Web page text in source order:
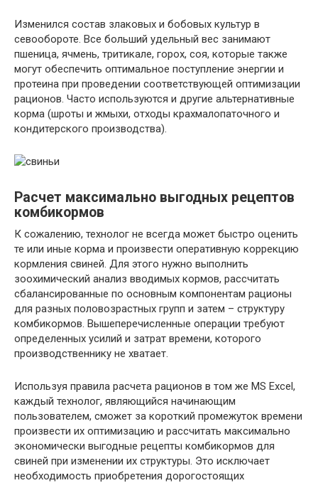
Изменился состав злаковых и бобовых культур в
севообороте. Все больший удельный вес занимают
пшеница, ячмень, тритикале, горох, соя, которые также
могут обеспечить оптимальное поступление энергии и
протеина при проведении соответствующей оптимизации
рационов. Часто используются и другие альтернативные
корма (шроты и жмыхи, отходы крахмалопаточного и
кондитерского производства).
Расчет максимально выгодных рецептов
комбикормов
К сожалению, технолог не всегда может быстро оценить
те или иные корма и произвести оперативную коррекцию
кормления свиней. Для этого нужно выполнить
зоохимический анализ вводимых кормов, рассчитать
сбалансированные по основным компонентам рационы
для разных половозрастных групп и затем – структуру
комбикормов. Вышеперечисленные операции требуют
определенных усилий и затрат времени, которого
производственнику не хватает.
Используя правила расчета рационов в том же MS Excel,
каждый технолог, являющийся начинающим
пользователем, сможет за короткий промежуток времени
произвести их оптимизацию и рассчитать максимально
экономически выгодные рецепты комбикормов для
свиней при изменении их структуры. Это исключает
необходимость приобретения дорогостоящих